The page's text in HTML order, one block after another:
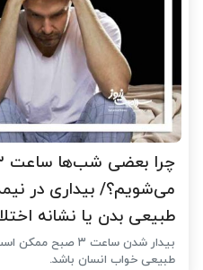
می‌شویم؟/ بیداری در
طبیعی بدن یا نشانه
بیدار شدن ساعت ۳
طبیعی خواب انسان باشد.